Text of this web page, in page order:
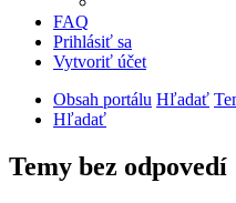
FAQ
Prihlásiť sa
Vytvoriť účet
Obsah portálu Hľadať
Hľadať
Temy bez odpovedí